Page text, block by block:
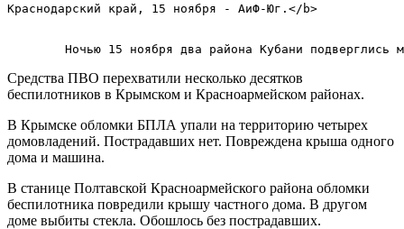
Краснодарский край, 15 ноября - АиФ-Юг.</b>
Средства ПВО перехватили несколько десятков
беспилотников в Крымском и Красноармейском районах.
В Крымске обломки БПЛА упали на территорию четырех
домовладений. Пострадавших нет. Повреждена крыша одного
дома и машина.
В станице Полтавской Красноармейского района обломки
беспилотника повредили крышу частного дома. В другом
доме выбиты стекла. Обошлось без пострадавших.